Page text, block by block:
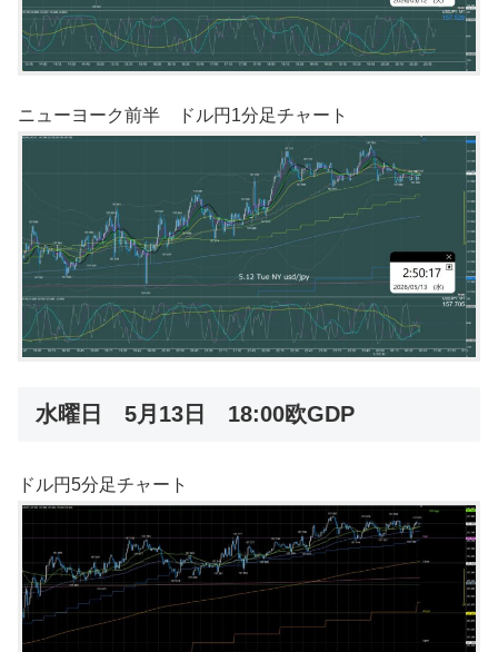
ニューヨーク前半 ドル円1分足チャート
水曜日 5月13日 18:00欧GDP
ドル円5分足チャート